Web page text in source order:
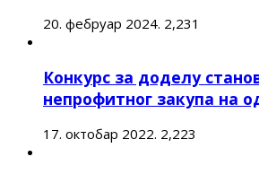
20. фебруар 2024. 2,231
Конкурс за доделу
непрофитног закупа на
17. октобар 2022. 2,223